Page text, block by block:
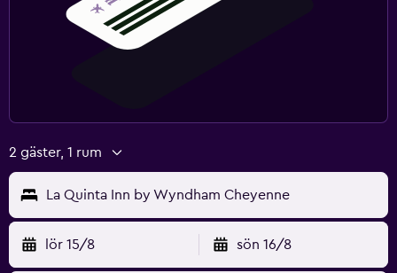
2 gäster, 1 rum
La Quinta Inn by Wyndham Cheyenne
lör 15/8 sön 16/8